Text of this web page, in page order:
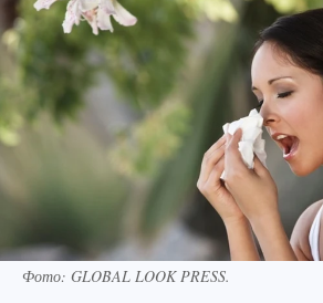
Фото: GLOBAL LOOK PRESS.